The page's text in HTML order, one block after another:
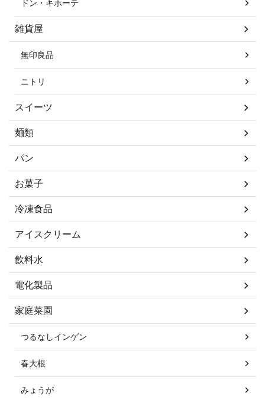
ドン・キホーテ
雑貨屋
無印良品
ニトリ
スイーツ
麺類
パン
お菓子
冷凍食品
アイスクリーム
飲料水
電化製品
家庭菜園
つるなしインゲン
春大根
みょうが